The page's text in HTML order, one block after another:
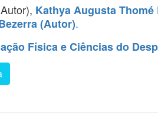
Kathya Augusta
(Autor).
Física e Ciências do